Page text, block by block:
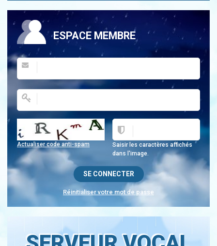
ESPACE MEMBRE
Saisir les caractères affichés
dans l'image.
Actualiser code anti-spam
Réinitialiser votre mot de passe